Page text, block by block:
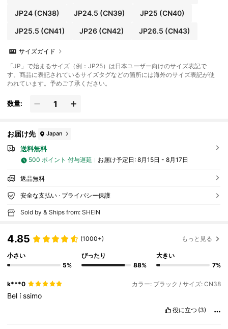
JP24(CN38) JP24.5 (CN39) JP25 (CN40)
JP25.5 (CN41) JP26 (CN42) JP26.5 (CN43)
サイズガイド
「JP」で始まるサイズ（例：JP25）は日本ユーザー向けのサイズ表記で
す。商品に表記されているサイズタグなどの箇所には海外のサイズ表記が使
われています。予めご了承ください。
数量:
お届け先 Japan
送料無料
500 ポイント 付与遅延 お届け予定日: 8月15日 - 8月17日
返品無料
安全な支払い · プライバシー保護
Sold by & Ships from: SHEIN
4.85 (1000+) もっと見る
小さい
5%
ぴったり
88%
大きい
7%
k***0 カラー: ブラック / サイズ: CN38
Bel íssimo
役に立つ (3)